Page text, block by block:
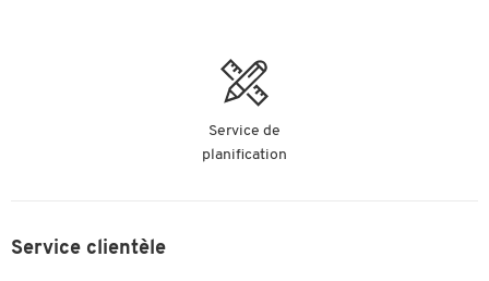
Longueur
Service de
planification
Service clientèle